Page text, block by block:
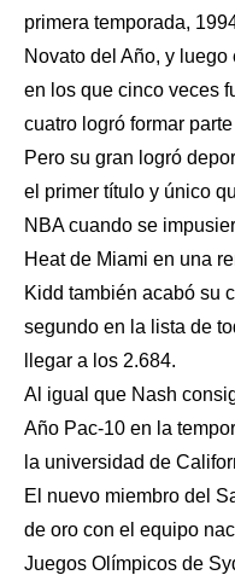
primera temporada,
Novato del Año, y luego
en los que cinco veces
cuatro logró formar
Pero su gran logró
el primer título y único
NBA cuando se
Heat de Miami en una
Kidd también acabó su
segundo en la lista de
llegar a los 2.684.
Al igual que Nash
Año Pac-10 en la
la universidad de
El nuevo miembro del
de oro con el equipo
Juegos Olímpicos de